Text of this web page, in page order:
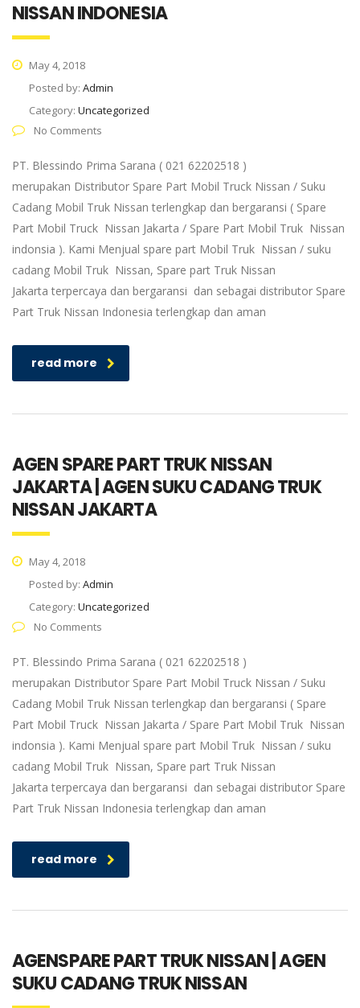
NISSAN INDONESIA
May 4, 2018
Posted by: Admin
Category: Uncategorized
No Comments
PT. Blessindo Prima Sarana ( 021 62202518 )
merupakan Distributor Spare Part Mobil Truck Nissan / Suku
Cadang Mobil Truk Nissan terlengkap dan bergaransi ( Spare
Part Mobil Truck Nissan Jakarta / Spare Part Mobil Truk Nissan
indonsia ). Kami Menjual spare part Mobil Truk Nissan / suku
cadang Mobil Truk Nissan, Spare part Truk Nissan
Jakarta terpercaya dan bergaransi dan sebagai distributor Spare
Part Truk Nissan Indonesia terlengkap dan aman
read more
AGEN SPARE PART TRUK NISSAN
JAKARTA | AGEN SUKU CADANG TRUK
NISSAN JAKARTA
May 4, 2018
Posted by: Admin
Category: Uncategorized
No Comments
PT. Blessindo Prima Sarana ( 021 62202518 )
merupakan Distributor Spare Part Mobil Truck Nissan / Suku
Cadang Mobil Truk Nissan terlengkap dan bergaransi ( Spare
Part Mobil Truck Nissan Jakarta / Spare Part Mobil Truk Nissan
indonsia ). Kami Menjual spare part Mobil Truk Nissan / suku
cadang Mobil Truk Nissan, Spare part Truk Nissan
Jakarta terpercaya dan bergaransi dan sebagai distributor Spare
Part Truk Nissan Indonesia terlengkap dan aman
read more
AGENSPARE PART TRUK NISSAN | AGEN
SUKU CADANG TRUK NISSAN